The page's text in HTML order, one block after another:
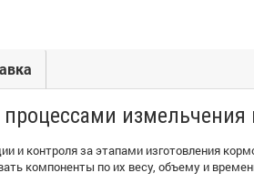
и контроля за этапами изготовления
компоненты по их весу, объему и